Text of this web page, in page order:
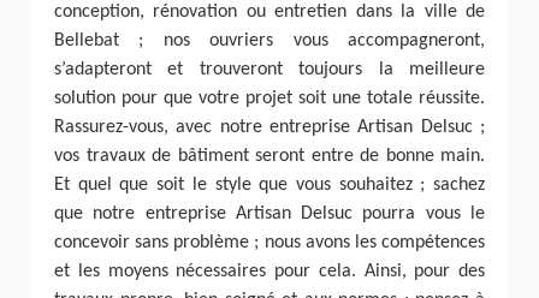
conception, rénovation ou entretien dans la ville de
Bellebat ; nos ouvriers vous accompagneront,
s’adapteront et trouveront toujours la meilleure
solution pour que votre projet soit une totale réussite.
Rassurez-vous, avec notre entreprise Artisan Delsuc ;
vos travaux de bâtiment seront entre de bonne main.
Et quel que soit le style que vous souhaitez ; sachez
que notre entreprise Artisan Delsuc pourra vous le
concevoir sans problème ; nous avons les compétences
et les moyens nécessaires pour cela. Ainsi, pour des